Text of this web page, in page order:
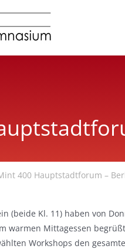
400 Hauptstadtforum –
(beide Kl. 11) haben von
warmen Mittagessen
Workshops den